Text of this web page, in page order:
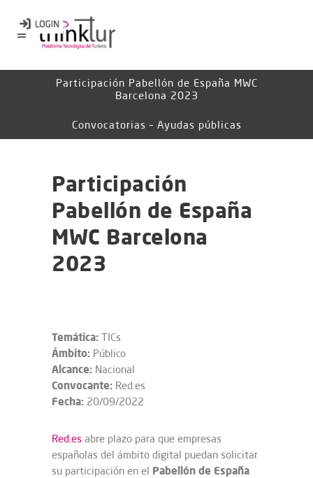
Participación Pabellón de España MWC
Barcelona 2023
Convocatorias – Ayudas públicas
Participación
Pabellón de España
MWC Barcelona
2023
Temática: TICs
Ámbito: Público
Alcance: Nacional
Convocante: Red.es
Fecha: 20/09/2022
Red.es abre plazo para que empresas
españolas del ámbito digital puedan solicitar
su participación en el Pabellón de España